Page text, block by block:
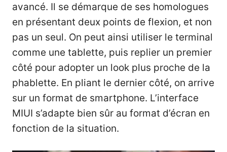
avancé. Il se démarque de ses homologues
en présentant deux points de flexion, et non
pas un seul. On peut ainsi utiliser le terminal
comme une tablette, puis replier un premier
côté pour adopter un look plus proche de la
phablette. En pliant le dernier côté, on arrive
sur un format de smartphone. L’interface
MIUI s’adapte bien sûr au format d’écran en
fonction de la situation.